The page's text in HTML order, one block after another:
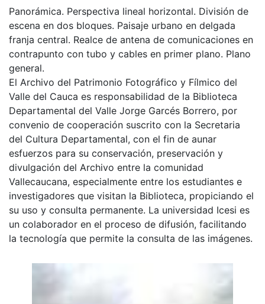
Panorámica. Perspectiva lineal horizontal. División de
escena en dos bloques. Paisaje urbano en delgada
franja central. Realce de antena de comunicaciones en
contrapunto con tubo y cables en primer plano. Plano
general.
El Archivo del Patrimonio Fotográfico y Fílmico del
Valle del Cauca es responsabilidad de la Biblioteca
Departamental del Valle Jorge Garcés Borrero, por
convenio de cooperación suscrito con la Secretaria
del Cultura Departamental, con el fin de aunar
esfuerzos para su conservación, preservación y
divulgación del Archivo entre la comunidad
Vallecaucana, especialmente entre los estudiantes e
investigadores que visitan la Biblioteca, propiciando el
su uso y consulta permanente. La universidad Icesi es
un colaborador en el proceso de difusión, facilitando
la tecnología que permite la consulta de las imágenes.